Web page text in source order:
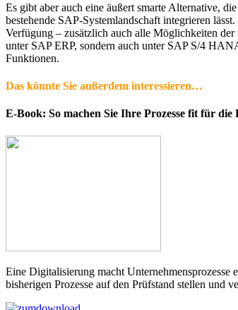
Es gibt aber auch eine äußert smarte Alternative,
bestehende SAP-Systemlandschaft integrieren
Verfügung – zusätzlich auch alle Möglichkeiten
unter SAP ERP, sondern auch unter SAP S/4
Funktionen.
Das könnte Sie außerdem interessieren…
E-Book: So machen Sie Ihre Prozesse fit für die
Eine Digitalisierung macht
bisherigen Prozesse auf den Prüfstand stellen und